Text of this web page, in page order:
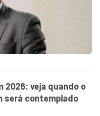
2026: veja quando o
será contemplado